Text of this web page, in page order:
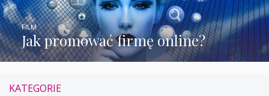
Jak promować firmę online?
FILM
KATEGORIE